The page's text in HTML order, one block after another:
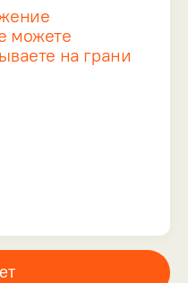
можете
на грани